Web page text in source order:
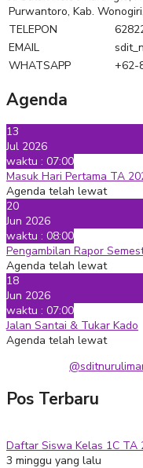
Purwantoro, Kab.
TELEPON
EMAIL
WHATSAPP
+62-
Agenda
13
Jul 2026
waktu : 07:00
Masuk Hari Pertama TA
Agenda telah lewat
20
Jun 2026
waktu : 08:00
Pengambilan Rapor
Agenda telah lewat
18
Jun 2026
waktu : 07:00
Jalan Santai & Tukar Kado
Agenda telah lewat
Pos Terbaru
Daftar Siswa Kelas 1C TA
3 minggu yang lalu